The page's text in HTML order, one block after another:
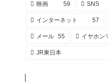
映画 59 SNS
インターネット 57
メール 55 イヤホン
JR東日本